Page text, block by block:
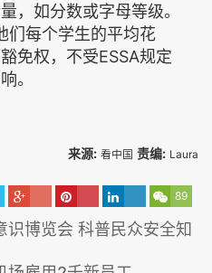
，如分数或字母等级。
们每个学生的平均花
免权，不受ESSA规定
。
来源: 看中国 责编: Laura
89
识博览会 科普民众安全知